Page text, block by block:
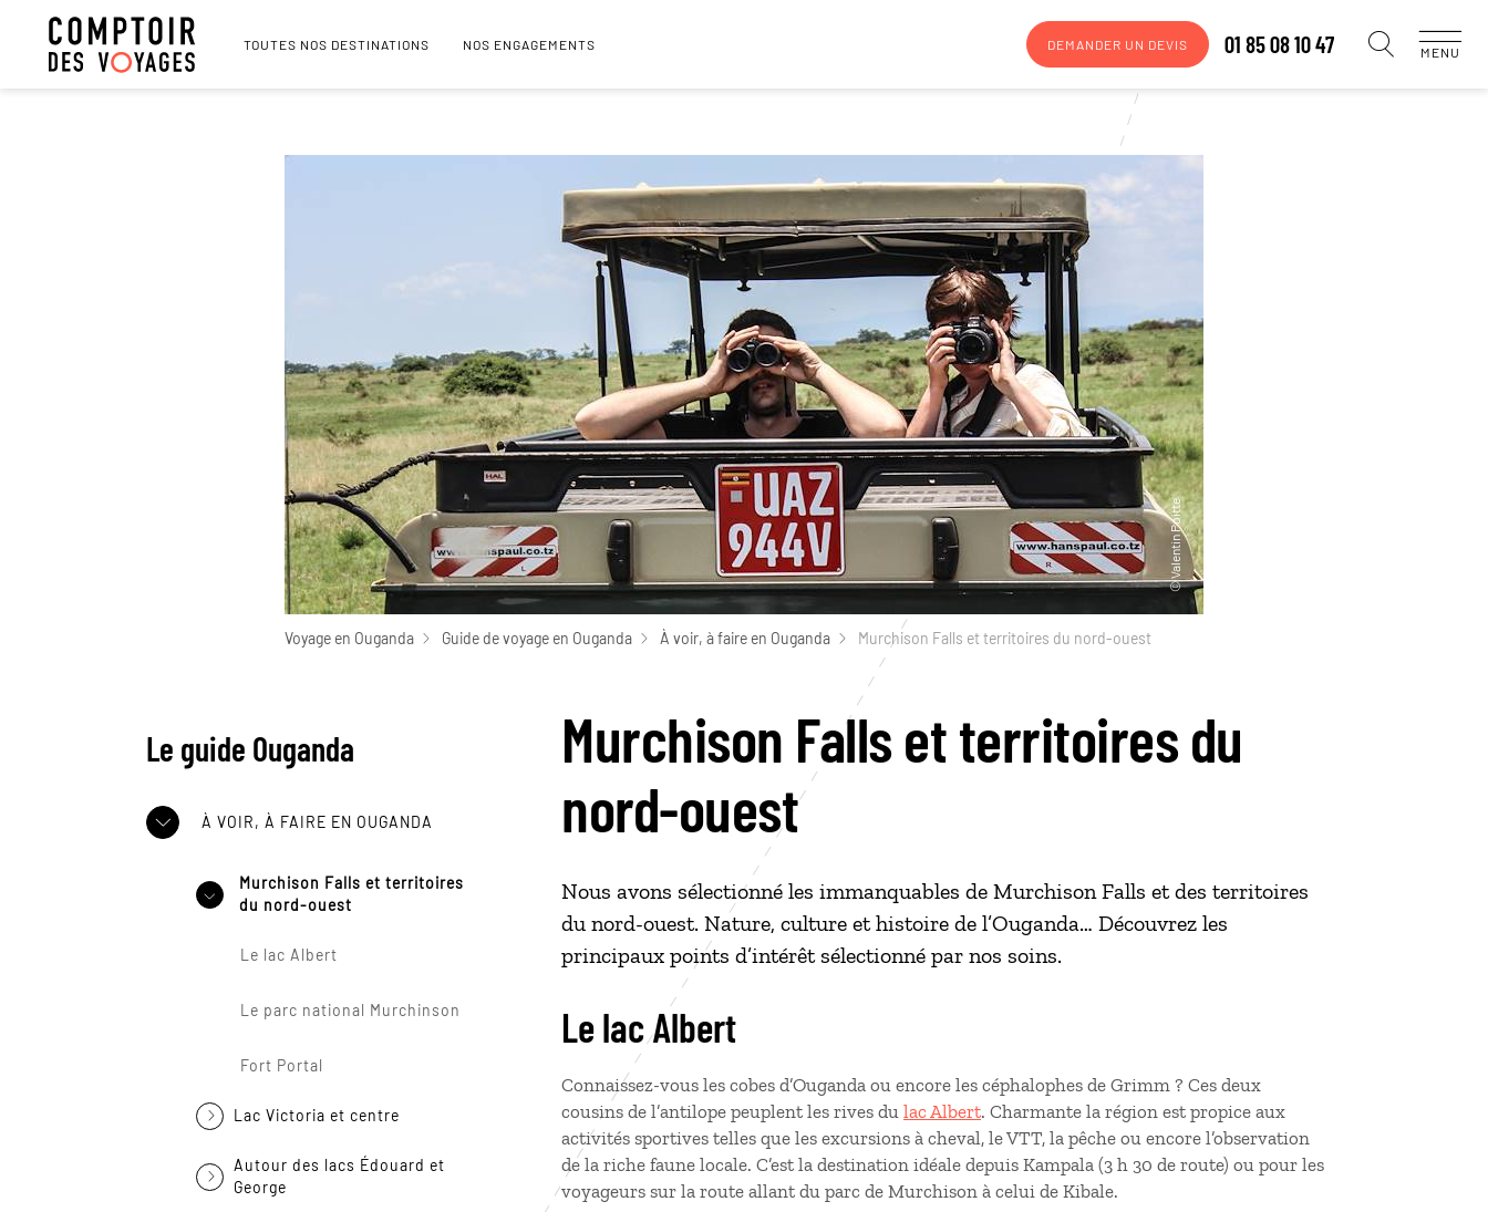
TOUTES NOS DESTINATIONS NOS ENGAGEMENTS DEMANDER UN DEVIS 01 85 08 10 47 MENU
Voyage en Ouganda Guide de voyage en Ouganda À voir, à faire en Ouganda Murchison Falls et territoires du nord-ouest
Le guide Ouganda
À VOIR, À FAIRE EN OUGANDA
Murchison Falls et territoires
du nord-ouest
Le lac Albert
Le parc national Murchinson
Fort Portal
Lac Victoria et centre
Autour des lacs Édouard et
George
Murchison Falls et territoires du
nord-ouest
Nous avons sélectionné les immanquables de Murchison Falls et des territoires
du nord-ouest. Nature, culture et histoire de l’Ouganda… Découvrez les
principaux points d’intérêt sélectionné par nos soins.
Le lac Albert
Connaissez-vous les cobes d’Ouganda ou encore les céphalophes de Grimm ? Ces deux
cousins de l’antilope peuplent les rives du lac Albert. Charmante la région est propice aux
activités sportives telles que les excursions à cheval, le VTT, la pêche ou encore l’observation
de la riche faune locale. C’est la destination idéale depuis Kampala (3 h 30 de route) ou pour les
voyageurs sur la route allant du parc de Murchison à celui de Kibale.